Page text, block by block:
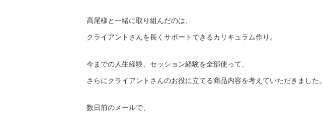
高尾様と一緒に取り組んだのは、
クライアントさんを長くサポートできるカリキュラム作り。
今までの人生経験、セッション経験を全部使って、
さらにクライアントさんのお役に立てる商品内容を考えていただき ました。
数日前のメールで、